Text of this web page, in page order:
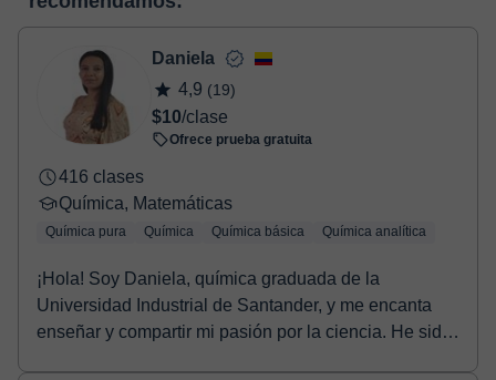
virtual
Tienes dos opciones para efectuar el pago:
- Tarjeta de crédito.
Una vez realices el pago de la clase, recibirás un email de
confirmación de la reserva.
Daniela
4,9 (19)
$10/clase
Ofrece prueba gratuita
416 clases
Química, Matemáticas
Química pura Química Química básica Química analítica
¡Hola! Soy Daniela, química graduada de la
Universidad Industrial de Santander, y me encanta
enseñar y compartir mi pasión por la ciencia. He sido